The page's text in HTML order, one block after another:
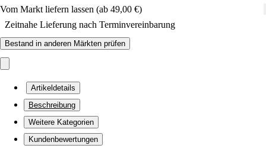
Vom Markt liefern lassen (ab 49,00 €)
Zeitnahe Lieferung nach Terminvereinbarung
Bestand in anderen Märkten prüfen
Artikeldetails
Beschreibung
Weitere Kategorien
Kundenbewertungen